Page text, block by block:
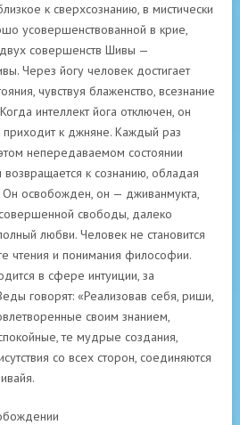
к сверхсознанию, в мистически
усовершенствованной в крие,
совершенств Шивы —
Через йогу человек достигает
чувствуя блаженство, всезнание
интеллект йога отключен, он
к джняне. Каждый раз
непередаваемом состоянии
возвращается к сознанию, обладая
освобожден, он — дживанмукта,
свободы, далеко
любви. Человек не становится
чтения и понимания философии.
в сфере интуиции, за
говорят: «Реализовав себя, риши,
своим знанием,
те мудрые создания,
со всех сторон, соединяются